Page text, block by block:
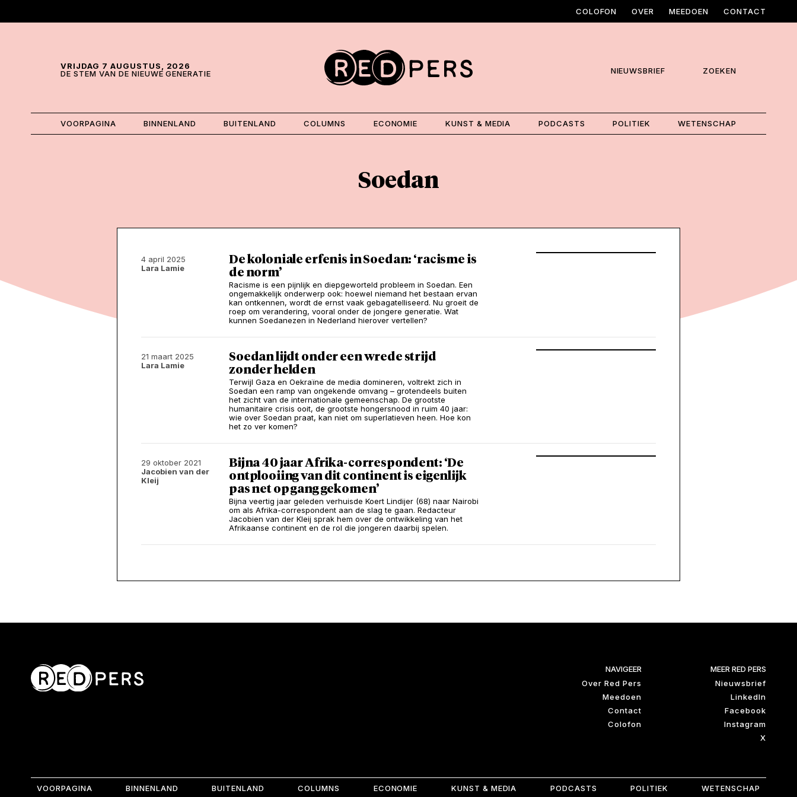
COLOFON OVER MEEDOEN CONTACT
VRIJDAG 7 AUGUSTUS, 2026
DE STEM VAN DE NIEUWE GENERATIE
NIEUWSBRIEF ZOEKEN
VOORPAGINA BINNENLAND BUITENLAND COLUMNS ECONOMIE KUNST & MEDIA PODCASTS POLITIEK WETENSCHAP
Soedan
4 april 2025
Lara Lamie
De koloniale erfenis in Soedan: ‘racisme is
de norm’
Racisme is een pijnlijk en diepgeworteld probleem in Soedan. Een
ongemakkelijk onderwerp ook: hoewel niemand het bestaan ervan
kan ontkennen, wordt de ernst vaak gebagatelliseerd. Nu groeit de
roep om verandering, vooral onder de jongere generatie. Wat
kunnen Soedanezen in Nederland hierover vertellen?
21 maart 2025
Lara Lamie
Soedan lijdt onder een wrede strijd
zonder helden
Terwijl Gaza en Oekraïne de media domineren, voltrekt zich in
Soedan een ramp van ongekende omvang – grotendeels buiten
het zicht van de internationale gemeenschap. De grootste
humanitaire crisis ooit, de grootste hongersnood in ruim 40 jaar:
wie over Soedan praat, kan niet om superlatieven heen. Hoe kon
het zo ver komen?
29 oktober 2021
Jacobien van der
Kleij
Bijna 40 jaar Afrika-correspondent: ‘De
ontplooiing van dit continent is eigenlijk
pas net op gang gekomen’
Bijna veertig jaar geleden verhuisde Koert Lindijer (68) naar Nairobi
om als Afrika-correspondent aan de slag te gaan. Redacteur
Jacobien van der Kleij sprak hem over de ontwikkeling van het
Afrikaanse continent en de rol die jongeren daarbij spelen.
NAVIGEER
Over Red Pers
Meedoen
Contact
Colofon
MEER RED PERS
Nieuwsbrief
LinkedIn
Facebook
Instagram
X
VOORPAGINA BINNENLAND BUITENLAND COLUMNS ECONOMIE KUNST & MEDIA PODCASTS POLITIEK WETENSCHAP